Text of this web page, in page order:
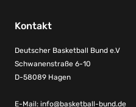
Kontakt
Deutscher Basketball Bund e.V
Schwanenstraße 6-10
D-58089 Hagen
E-Mail: info@basketball-bund.de